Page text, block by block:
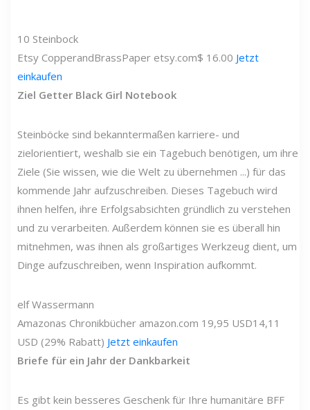
10 Steinbock
Etsy CopperandBrassPaper etsy.com$ 16.00 Jetzt
einkaufen
Ziel Getter Black Girl Notebook
Steinböcke sind bekanntermaßen karriere- und
zielorientiert, weshalb sie ein Tagebuch benötigen, um ihre
Ziele (Sie wissen, wie die Welt zu übernehmen ...) für das
kommende Jahr aufzuschreiben. Dieses Tagebuch wird
ihnen helfen, ihre Erfolgsabsichten gründlich zu verstehen
und zu verarbeiten. Außerdem können sie es überall hin
mitnehmen, was ihnen als großartiges Werkzeug dient, um
Dinge aufzuschreiben, wenn Inspiration aufkommt.
elf Wassermann
Amazonas Chronikbücher amazon.com 19,95 USD14,11
USD (29% Rabatt) Jetzt einkaufen
Briefe für ein Jahr der Dankbarkeit
Es gibt kein besseres Geschenk für Ihre humanitäre BFF